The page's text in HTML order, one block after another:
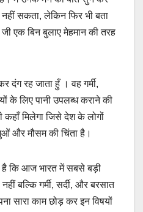
नहीं सकता, लेकिन फिर भी बता
एक बिन बुलाए मेहमान की तरह
दंग रह जाता हुँ । वह गर्मी,
के लिए पानी उपलब्ध कराने की
कहाँ मिलेगा जिसे देश के लोगों
और मौसम की चिंता है।
कि आज भारत में सबसे बड़ी
बल्कि गर्मी, सर्दी, और बरसात
सारा काम छोड़ कर इन विषयों